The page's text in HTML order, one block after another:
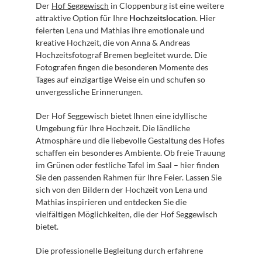
Der Hof Seggewisch in Cloppenburg ist eine weitere
attraktive Option für Ihre Hochzeitslocation. Hier
feierten Lena und Mathias ihre emotionale und
kreative Hochzeit, die von Anna & Andreas
Hochzeitsfotograf Bremen begleitet wurde. Die
Fotografen fingen die besonderen Momente des
Tages auf einzigartige Weise ein und schufen so
unvergessliche Erinnerungen.
Der Hof Seggewisch bietet Ihnen eine idyllische
Umgebung für Ihre Hochzeit. Die ländliche
Atmosphäre und die liebevolle Gestaltung des Hofes
schaffen ein besonderes Ambiente. Ob freie Trauung
im Grünen oder festliche Tafel im Saal – hier finden
Sie den passenden Rahmen für Ihre Feier. Lassen Sie
sich von den Bildern der Hochzeit von Lena und
Mathias inspirieren und entdecken Sie die
vielfältigen Möglichkeiten, die der Hof Seggewisch
bietet.
Die professionelle Begleitung durch erfahrene